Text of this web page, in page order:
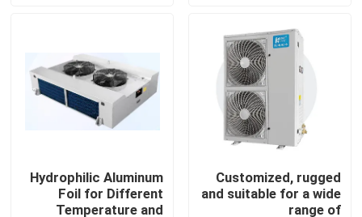
القضايا
مبخر غرفة التبريد
Customized, rugged
and suitable for a wide
range of
Hydrophilic Aluminum
Foil for Different
Temperature and